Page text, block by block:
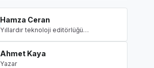
Hamza Ceran
Yıllardır teknoloji editörlüğü…
Ahmet Kaya
Yazar